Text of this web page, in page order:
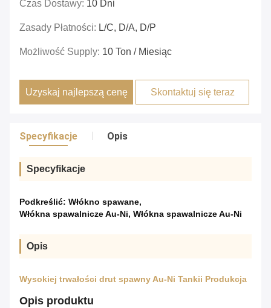
Czas Dostawy: 10 Dni
Zasady Płatności: L/C, D/A, D/P
Możliwość Supply: 10 Ton / Miesiąc
Uzyskaj najlepszą cenę Skontaktuj się teraz
Specyfikacje Opis
Specyfikacje
Podkreślić: Włókno spawane,
Włókna spawalnicze Au-Ni, Włókna spawalnicze Au-Ni
Opis
Wysokiej trwałości drut spawny Au-Ni Tankii Produkcja
Opis produktu